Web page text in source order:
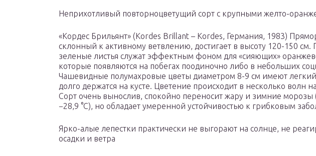
Неприхотливый повторноцветущий сорт с крупными желто-
«Кордес Брильянт» (Kordes Brillant – Kordes, Германия, 1983)
склонный к активному ветвлению, достигает в высоту 120-150 см.
зеленые листья служат эффектным фоном для «сияющих»
которые появляются на побегах поодиночно либо в небольших
Чашевидные полумахровые цветы диаметром 8-9 см имеют
долго держатся на кусте. Цветение происходит в несколько волн
Сорт очень вынослив, спокойно переносит жару и зимние морозы
−28,9 °С), но обладает умеренной устойчивостью к грибковым
Ярко-алые лепестки практически не выгорают на солнце, не
осадки и ветра